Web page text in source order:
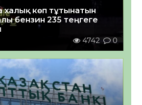
халық көп тұтынатын
бензин 235 теңгеге
4742 0